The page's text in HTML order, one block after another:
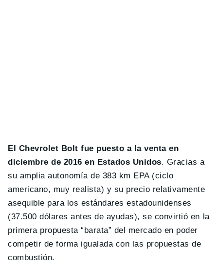
El Chevrolet Bolt fue puesto a la venta en
diciembre de 2016 en Estados Unidos. Gracias a
su amplia autonomía de 383 km EPA (ciclo
americano, muy realista) y su precio relativamente
asequible para los estándares estadounidenses
(37.500 dólares antes de ayudas), se convirtió en la
primera propuesta “barata” del mercado en poder
competir de forma igualada con las propuestas de
combustión.